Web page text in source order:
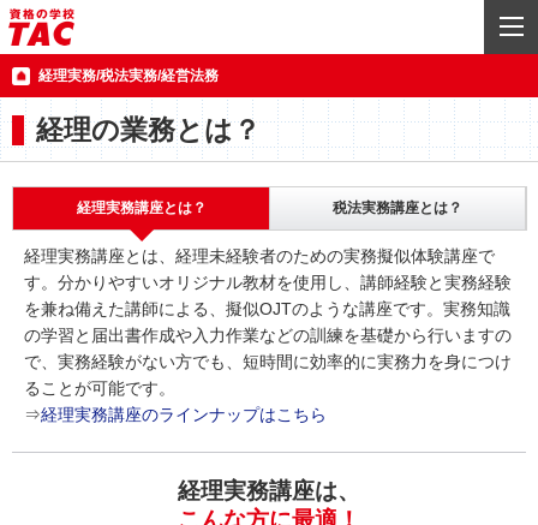
経理実務/税法実務/経営法務
経理の業務とは？
経理実務講座とは？ 税法実務講座とは？
経理実務講座とは、経理未経験者のための実務擬似体験講座で
す。分かりやすいオリジナル教材を使用し、講師経験と実務経験
を兼ね備えた講師による、擬似OJTのような講座です。実務知識
の学習と届出書作成や入力作業などの訓練を基礎から行いますの
で、実務経験がない方でも、短時間に効率的に実務力を身につけ
ることが可能です。
⇒経理実務講座のラインナップはこちら
経理実務講座は、
こんな方に最適！